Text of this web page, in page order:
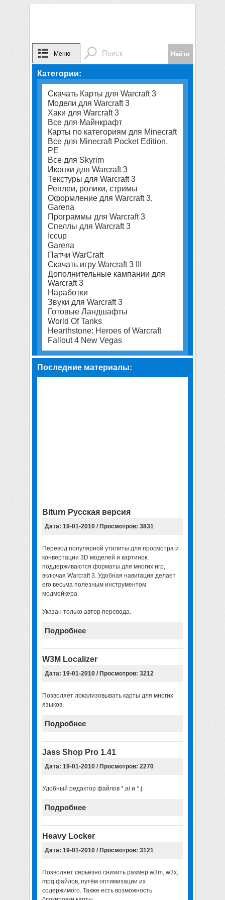
Меню
Категории:
Скачать Карты для Warcraft 3
Модели для Warcraft 3
Хаки для Warcraft 3
Все для Майнкрафт
Карты по категориям для Minecraft
Все для Minecraft Pocket Edition,
PE
Все для Skyrim
Иконки для Warcraft 3
Текстуры для Warcraft 3
Реплеи, ролики, стримы
Оформление для Warcraft 3,
Garena
Программы для Warcraft 3
Спеллы для Warcraft 3
Iccup
Garena
Патчи WarCraft
Скачать игру Warcraft 3 III
Дополнительные кампании для
Warcraft 3
Наработки
Звуки для Warcraft 3
Готовые Ландшафты
World Of Tanks
Hearthstone: Heroes of Warcraft
Fallout 4 New Vegas
Последние материалы:
Biturn Русская версия
Дата: 19-01-2010 / Просмотров: 3831
Перевод популярной утилиты для просмотра и
конвертации 3D моделей и картинок,
поддерживаются форматы для многих игр,
включая Warcraft 3. Удобная навигация делает
его весьма полезным инструментом
модмейкера.
Указан только автор перевода.
Подробнее
W3M Localizer
Дата: 19-01-2010 / Просмотров: 3212
Позволяет локализовывать карты для многих
языков.
Подробнее
Jass Shop Pro 1.41
Дата: 19-01-2010 / Просмотров: 2270
Удобный редактор файлов *.ai и *.j.
Подробнее
Heavy Locker
Дата: 19-01-2010 / Просмотров: 3121
Позволяет серьёзно снизить размер w3m, w3x,
mpq файлов, путём оптимизации их
содержимого. Также есть возможность